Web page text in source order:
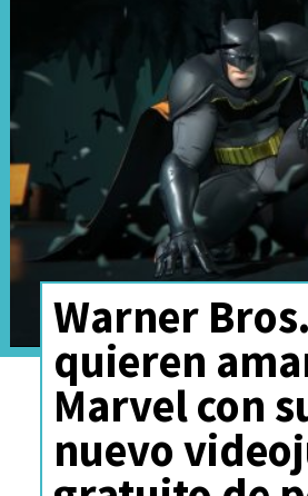
Warner
quieren
Marvel con
nuevo